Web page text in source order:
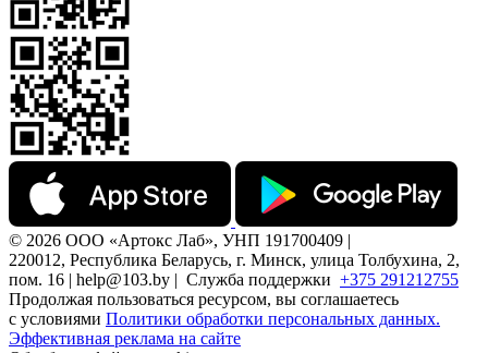
© 2026 ООО «Артокс Лаб», УНП 191700409 |
220012, Республика Беларусь, г. Минск, улица Толбухина, 2,
пом. 16 | help@103.by | Служба поддержки +375 291212755
Продолжая пользоваться ресурсом, вы соглашаетесь
с условиями Политики обработки персональных данных.
Эффективная реклама на сайте